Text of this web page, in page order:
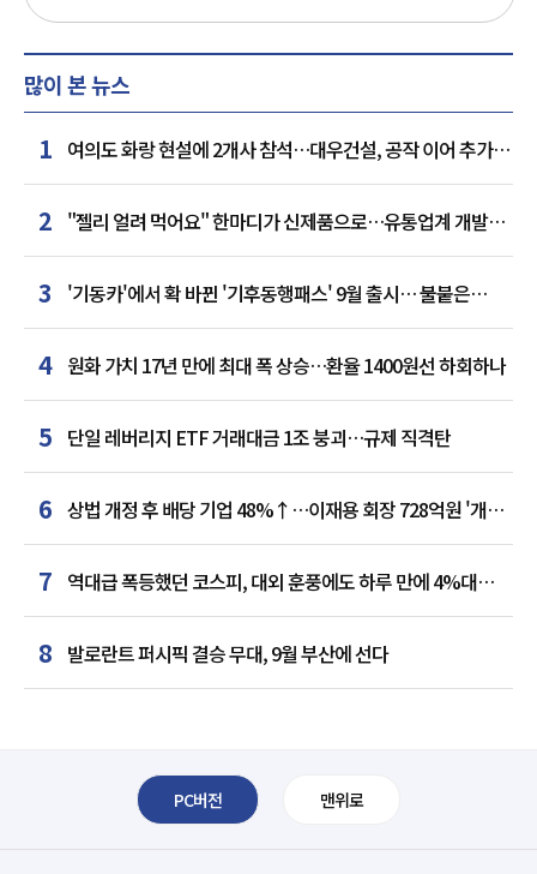
많이 본 뉴스
1 여의도 화랑 현설에 2개사 참석…대우건설, 공작 이어 추가
거점 확보하나
2 "젤리 얼려 먹어요" 한마디가 신제품으로…유통업계 개발실
된 SNS
3
'기동카'에서 확 바뀐 '기후동행패스' 9월 출시… 불붙은
카드사 경쟁
4 원화 가치 17년 만에 최대 폭 상승…환율 1400원선 하회하나
5 단일 레버리지 ETF 거래대금 1조 붕괴…규제 직격탄
6 상법 개정 후 배당 기업 48%↑…이재용 회장 728억원 '개인
최다'
7 역대급 폭등했던 코스피, 대외 훈풍에도 하루 만에 4%대
급락
8 발로란트 퍼시픽 결승 무대, 9월 부산에 선다
PC버전 맨위로